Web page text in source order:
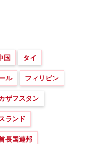
国 タイ
ル フィリピン
ザフスタン
ランド
長国連邦